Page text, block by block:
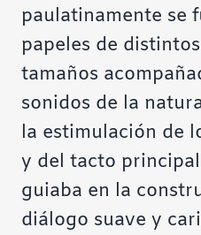
paulatinamente se
papeles de
tamaños
sonidos de la
la estimulación de
y del tacto
guiaba en la
diálogo suave y